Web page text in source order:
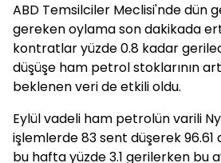
ABD Temsilciler Meclisi'nde dün
gereken oylama son dakikada
kontratlar yüzde 0.8 kadar
düşüşe ham petrol stoklarının
beklenen veri de etkili oldu.
Eylül vadeli ham petrolün varili
işlemlerde 83 sent düşerek 96.61
bu hafta yüzde 3.1 gerilerken bu